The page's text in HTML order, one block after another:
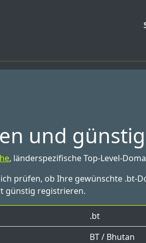
und
, länderspezifische Top-Level-
prüfen, ob Ihre gewünschte .bt-
günstig registrieren.
.bt
BT / Bhutan